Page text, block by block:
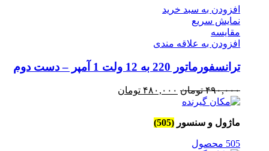
بود.
افزودن به سبد خرید
نمایش سریع
مقايسه
افزودن به علاقه مندی
ترانسفورماتور 220 به 12 ولت 1 آمپر – دست دوم
۴۹۰,۰۰۰ تومان قیمت
بود.
۴۸۰,۰۰۰ تومان
ماژول و سنسور (505)
505 محصول